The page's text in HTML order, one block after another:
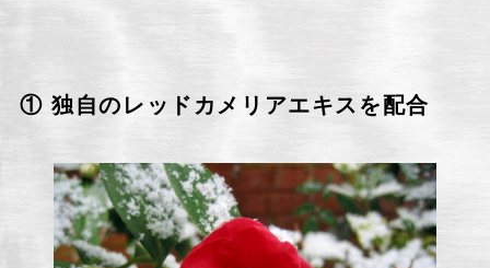
① 独自のレッドカメリアエキスを配合